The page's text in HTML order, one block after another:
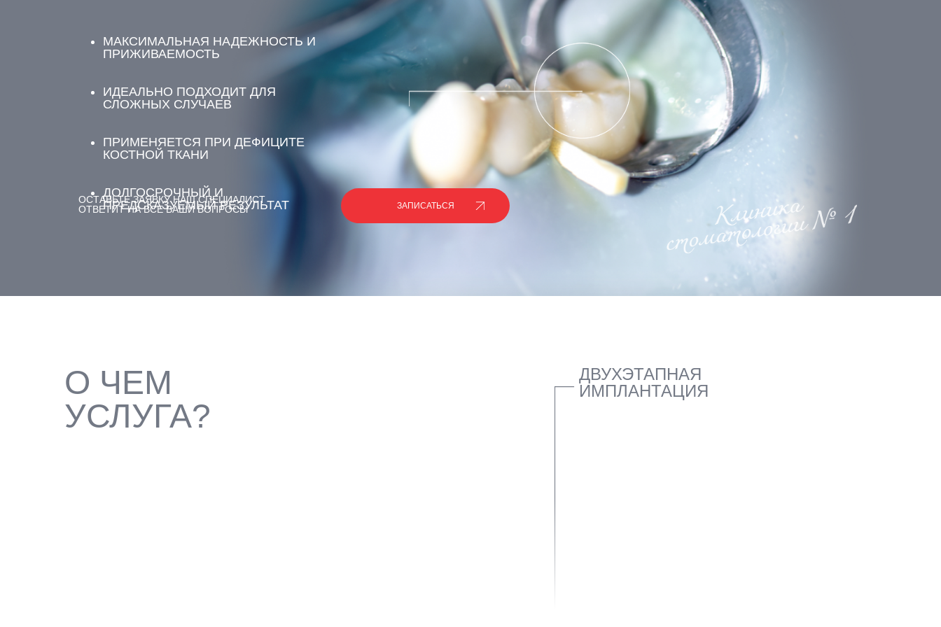
ОСТАВЬТЕ ЗАЯВКУ НАШ СПЕЦИАЛИСТ
ОТВЕТИТ НА ВСЕ ВАШИ ВОПРОСЫ
МАКСИМАЛЬНАЯ НАДЕЖНОСТЬ И
ПРИЖИВАЕМОСТЬ
ИДЕАЛЬНО ПОДХОДИТ ДЛЯ
СЛОЖНЫХ СЛУЧАЕВ
ПРИМЕНЯЕТСЯ ПРИ ДЕФИЦИТЕ
КОСТНОЙ ТКАНИ
ДОЛГОСРОЧНЫЙ И
ПРЕДСКАЗУЕМЫЙ РЕЗУЛЬТАТ
ЗАПИСАТЬСЯ
О ЧЕМ
УСЛУГА?
ДВУХЭТАПНАЯ
ИМПЛАНТАЦИЯ